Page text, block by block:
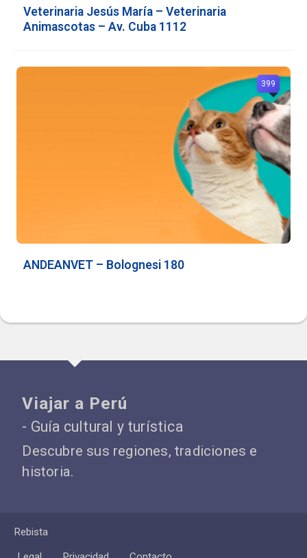
Veterinaria Jesús María – Veterinaria
Animascotas – Av. Cuba 1112
ANDEANVET – Bolognesi 180
399
Viajar a Perú
- Guía cultural y turística
Descubre sus regiones, tradiciones e
historia.
Rebista